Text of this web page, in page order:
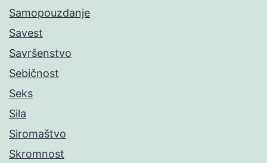
Samopouzdanje
Savest
Savršenstvo
Sebičnost
Seks
Sila
Siromaštvo
Skromnost